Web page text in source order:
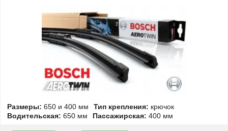
Размеры: 650 и 400 мм Тип крепления: крючок
Водительская: 650 мм Пассажирская: 400 мм